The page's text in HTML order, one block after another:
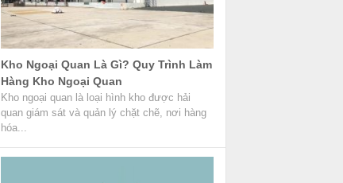
Kho Ngoại Quan Là Gì? Quy Trình Làm
Hàng Kho Ngoại Quan
Kho ngoại quan là loại hình kho được hải
quan giám sát và quản lý chặt chẽ, nơi hàng
hóa...